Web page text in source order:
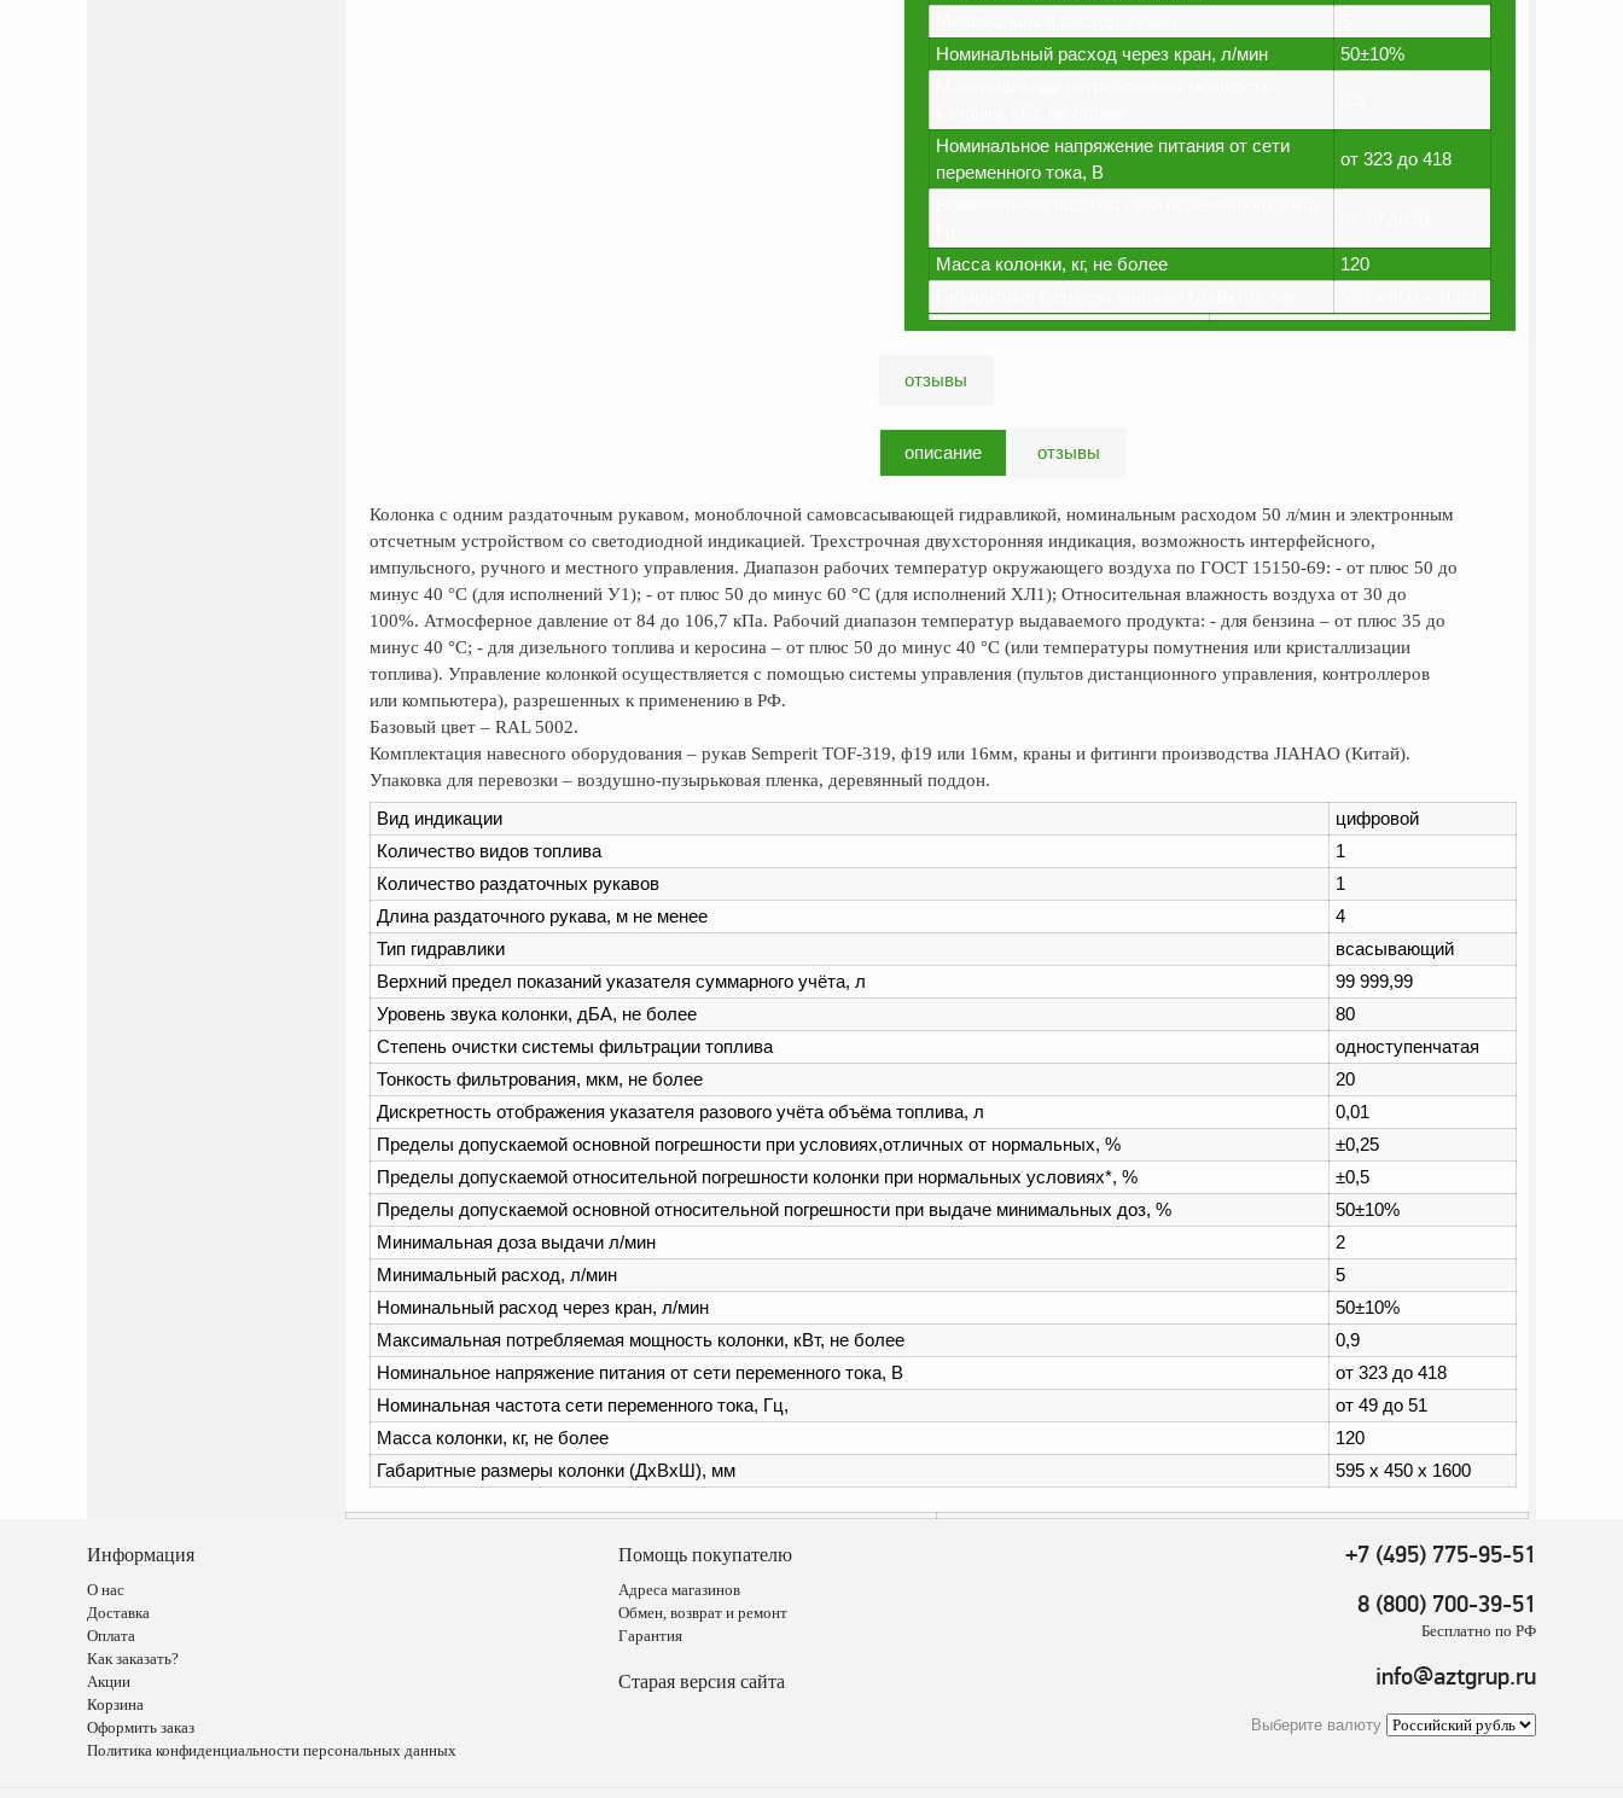
Номинальный расход через кран, л/мин
50±10%
Номинальное напряжение питания от сети
переменного тока, В
от 323 до 418
Масса колонки, кг, не более
120
отзывы
описание отзывы
Колонка с одним раздаточным рукавом, моноблочной самовсасывающей гидравликой, номинальным расходом 50 л/мин и электронным
отсчетным устройством со светодиодной индикацией. Трехстрочная двухсторонняя индикация, возможность интерфейсного,
импульсного, ручного и местного управления. Диапазон рабочих температур окружающего воздуха по ГОСТ 15150-69: - от плюс 50 до
минус 40 °С (для исполнений У1); - от плюс 50 до минус 60 °С (для исполнений ХЛ1); Относительная влажность воздуха от 30 до
100%. Атмосферное давление от 84 до 106,7 кПа. Рабочий диапазон температур выдаваемого продукта: - для бензина – от плюс 35 до
минус 40 °С; - для дизельного топлива и керосина – от плюс 50 до минус 40 °С (или температуры помутнения или кристаллизации
топлива). Управление колонкой осуществляется с помощью системы управления (пультов дистанционного управления, контроллеров
или компьютера), разрешенных к применению в РФ.
Базовый цвет – RAL 5002.
Комплектация навесного оборудования – рукав Semperit TOF-319, ф19 или 16мм, краны и фитинги производства JIAHAO (Китай).
Упаковка для перевозки – воздушно-пузырьковая пленка, деревянный поддон.
Вид индикации
цифровой
Количество видов топлива
1
Количество раздаточных рукавов
1
Длина раздаточного рукава, м не менее
4
Тип гидравлики
всасывающий
Верхний предел показаний указателя суммарного учёта, л
99 999,99
Уровень звука колонки, дБА, не более
80
Степень очистки системы фильтрации топлива
одноступенчатая
Тонкость фильтрования, мкм, не более
20
Дискретность отображения указателя разового учёта объёма топлива, л
0,01
Пределы допускаемой основной погрешности при условиях,отличных от нормальных, %
±0,25
Пределы допускаемой относительной погрешности колонки при нормальных условиях*, %
±0,5
Пределы допускаемой основной относительной погрешности при выдаче минимальных доз, %
50±10%
Минимальная доза выдачи л/мин
2
Минимальный расход, л/мин
5
Номинальный расход через кран, л/мин
50±10%
Максимальная потребляемая мощность колонки, кВт, не более
0,9
Номинальное напряжение питания от сети переменного тока, В
от 323 до 418
Номинальная частота сети переменного тока, Гц,
от 49 до 51
Масса колонки, кг, не более
120
Габаритные размеры колонки (ДхВхШ), мм
595 х 450 х 1600
Информация
О нас
Доставка
Оплата
Как заказать?
Акции
Корзина
Оформить заказ
Политика конфиденциальности персональных данных
Помощь покупателю
Адреса магазинов
Обмен, возврат и ремонт
Гарантия
Старая версия сайта
+7 (495) 775-95-51
8 (800) 700-39-51
Бесплатно по РФ
info@aztgrup.ru
Выберите валюту